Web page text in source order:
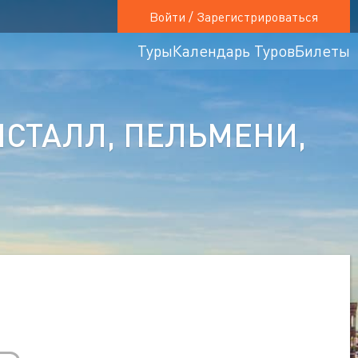
Войти / Зарегистрироваться
ТурыКалендарь ТуровБилеты
ПЕЛЬМЕНИ,